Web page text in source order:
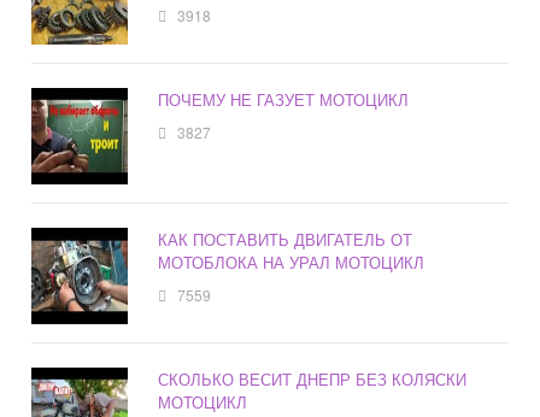
3918
ПОЧЕМУ НЕ ГАЗУЕТ МОТОЦИКЛ
3827
КАК ПОСТАВИТЬ ДВИГАТЕЛЬ ОТ
МОТОБЛОКА НА УРАЛ МОТОЦИКЛ
7559
СКОЛЬКО ВЕСИТ ДНЕПР БЕЗ КОЛЯСКИ
МОТОЦИКЛ